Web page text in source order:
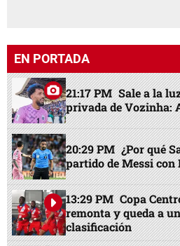
EN PORTADA
21:17 PM Sale a la
privada de Vozinha:
20:29 PM ¿Por qué
partido de Messi
13:29 PM Copa
remonta y queda a
clasificación